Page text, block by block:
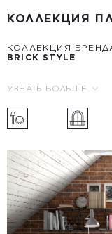
КОЛЛЕКЦИЯ
КОЛЛЕКЦИЯ
BRICK STYLE
УЗНАТЬ БОЛЬШЕ